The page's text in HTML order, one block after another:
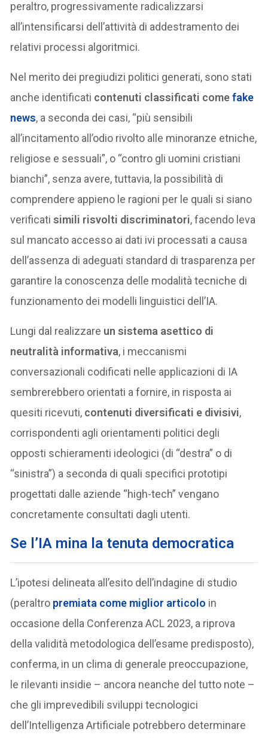
peraltro, progressivamente radicalizzarsi
all’intensificarsi dell’attività di addestramento dei
relativi processi algoritmici.
Nel merito dei pregiudizi politici generati, sono stati
anche identificati contenuti classificati comefake
news, a seconda dei casi, “più sensibili
all’incitamento all’odio rivolto alle minoranze etniche,
religiose e sessuali”, o “contro gli uomini cristiani
bianchi”, senza avere, tuttavia, la possibilità di
comprendere appieno le ragioni per le quali si siano
verificatisimili risvolti discriminatori, facendo leva
sul mancato accesso ai dati ivi processati a causa
dell’assenza di adeguati standard di trasparenza per
garantire la conoscenza delle modalità tecniche di
funzionamento dei modelli linguistici dell’IA.
Lungi dal realizzare un sistema asettico di
neutralità informativa, i meccanismi
conversazionali codificati nelle applicazioni di IA
sembrerebbero orientati a fornire, in risposta ai
quesiti ricevuti, contenuti diversificati e divisivi,
corrispondenti agli orientamenti politici degli
opposti schieramenti ideologici (di “destra” o di
“sinistra”) a seconda di quali specifici prototipi
progettati dalle aziende “high-tech” vengano
concretamente consultati dagli utenti.
Se l’IA mina la tenuta democratica
L’ipotesi delineata all’esito dell’indagine di studio
(peraltro premiata come miglior articolo in
occasione della Conferenza ACL 2023, a riprova
della validità metodologica dell’esame predisposto),
conferma, in un clima di generale preoccupazione,
le rilevanti insidie – ancora neanche del tutto note –
che gli imprevedibili sviluppi tecnologici
dell’Intelligenza Artificiale potrebbero determinare